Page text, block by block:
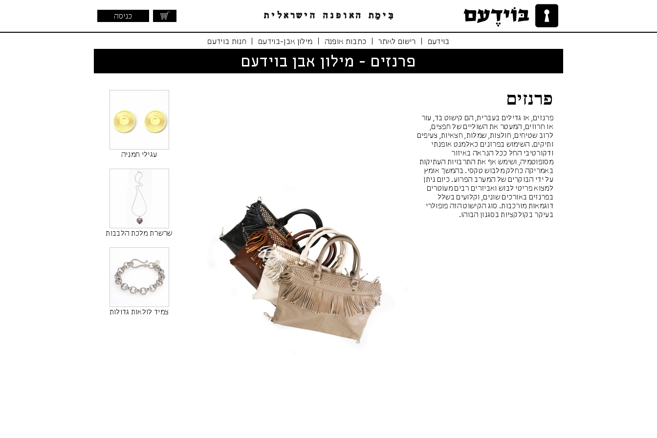
כניסה
בוידעם רישום לאתר כתבות אופנה מילון אבן-בוידעם חנות בוידעם
פרנזים - מילון אבן בוידעם
פרנזים
פרנזים, או גדילים בעברית, הם קישוט בד, עור
או חרוזים, המעטר את השוליים של חפצים,
לרוב שטיחים, חולצות, שמלות, חצאיות, צעיפים
ותיקים. השימוש בפרזנים כאלמנט אופנתי
ודקורטיבי החל ככל הנראה באיזור
מסופוטמיה, ושימש אף את התרבויות העתיקות
באמריקה כחלק מלבוש טקסי. בהמשך אומץ
על ידי הבוקרים של המערב הפרוע. כיום ניתן
למצוא פריטי לבוש ואביזרים רבים מעוטרים
בפרנזים באורכים שונים, וקלועים בשלל
דוגמאות מורכבות. סוג הקישוט הזה פופולרי
בעיקר בקולקציות בסגנון הבוהו.
עגילי חמניה
שרשרת מלכת הלבבות
צמיד לולאות גדולות